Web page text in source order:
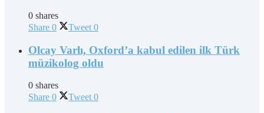
0 shares
Share 0 Tweet 0
Olcay Varlı, Oxford’a kabul edilen ilk Türk
müzikolog oldu
0 shares
Share 0 Tweet 0